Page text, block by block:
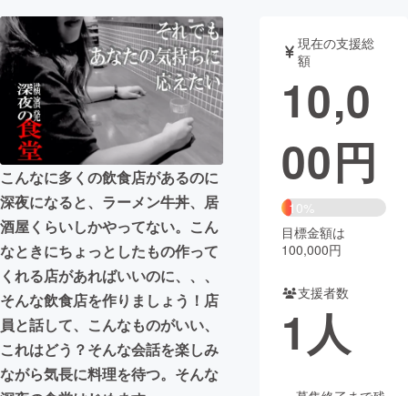
アート・写真 音楽
テクノロジー・ガジェット ゲーム・
映像・映画 書籍・雑誌
ビジネス・起業 チャレンジ
まちづくり・地域活性化
CAMPFIRE for Social Good
CAMPFIRE Creation
CAMPFIREふるさと納税
コミュニティ
こんなに多くの飲食店があるのに
深夜になると、ラーメン牛丼、居
酒屋くらいしかやってない。こん
なときにちょっとしたもの作って
くれる店があればいいのに、、、
そんな飲食店を作りましょう！店
員と話して、こんなものがいい、
これはどう？そんな会話を楽しみ
ながら気長に料理を待つ。そんな
現在の支援総
額
10,0
00円
10%
目標金額は
100,000円
支援者数
1人